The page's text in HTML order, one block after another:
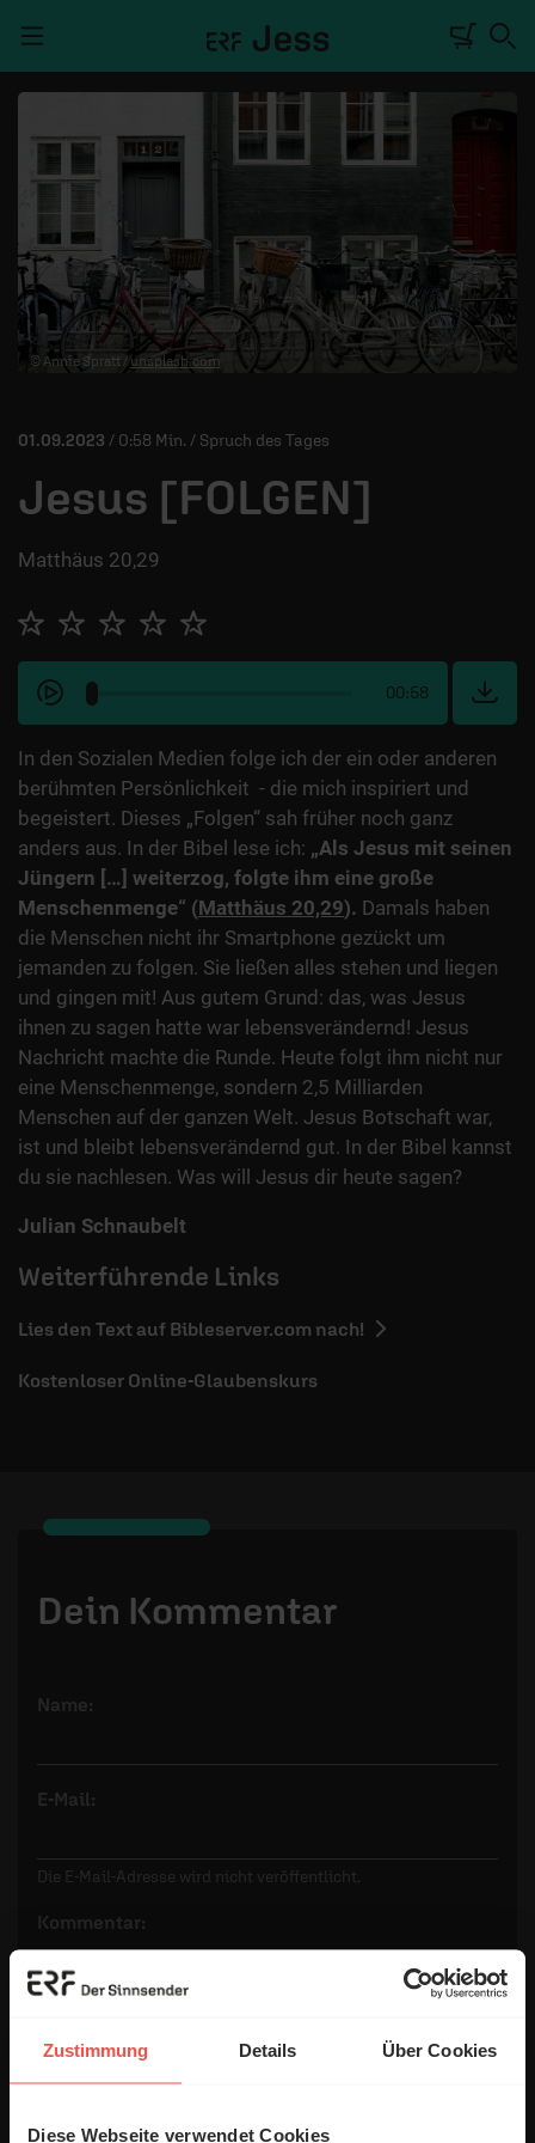
Zustimmung Details Über Cookies
Diese Webseite verwendet Cookies
TALKWERK
REPORTAGE
RADIO
DEINE APP
MITMACHEN
ÜBER UNS
© Annie Spratt / unsplash.com
01.09.2023 / 0:58 Min. / Spruch des Tages
Jesus [FOLGEN]
Matthäus 20,29
00:58
In den Sozialen Medien folge ich der ein oder anderen
berühmten Persönlichkeit - die mich inspiriert und
begeistert. Dieses „Folgen“ sah früher noch ganz
anders aus. In der Bibel lese ich: „Als Jesus mit seinen
Jüngern […] weiterzog, folgte ihm eine große
Menschenmenge“ (Matthäus 20,29). Damals haben
die Menschen nicht ihr Smartphone gezückt um
jemanden zu folgen. Sie ließen alles stehen und liegen
und gingen mit! Aus gutem Grund: das, was Jesus
ihnen zu sagen hatte war lebensverändernd! Jesus
Nachricht machte die Runde. Heute folgt ihm nicht nur
eine Menschenmenge, sondern 2,5 Milliarden
Menschen auf der ganzen Welt. Jesus Botschaft war,
ist und bleibt lebensverändernd gut. In der Bibel kannst
du sie nachlesen. Was will Jesus dir heute sagen?
Julian Schnaubelt
Weiterführende Links
Lies den Text auf Bibleserver.com nach!
Kostenloser Online-Glaubenskurs
Dein Kommentar
Name:
E-Mail:
Die E-Mail-Adresse wird nicht veröffentlicht.
Kommentar:
Meinen Kommentar nicht öffentlich teilen.
Ich bin damit einverstanden, dass meine Angaben